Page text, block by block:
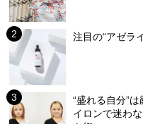
注目の“アゼラ
“盛れる自分”
イロンで迷わ